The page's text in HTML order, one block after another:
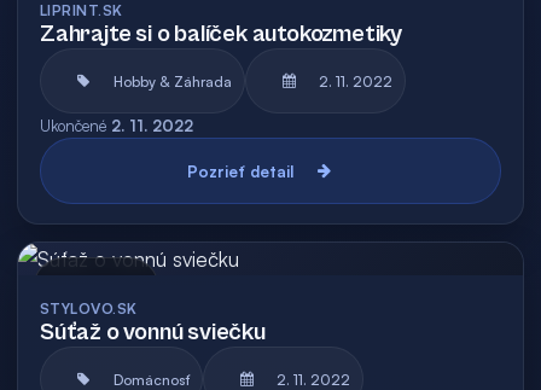
LIPRINT.SK
Zahrajte si o balíček autokozmetiky
Hobby & Záhrada 2. 11. 2022
Ukončené 2. 11. 2022
Pozrieť detail
STYLOVO.SK
Súťaž o vonnú sviečku
Domácnosť 2. 11. 2022